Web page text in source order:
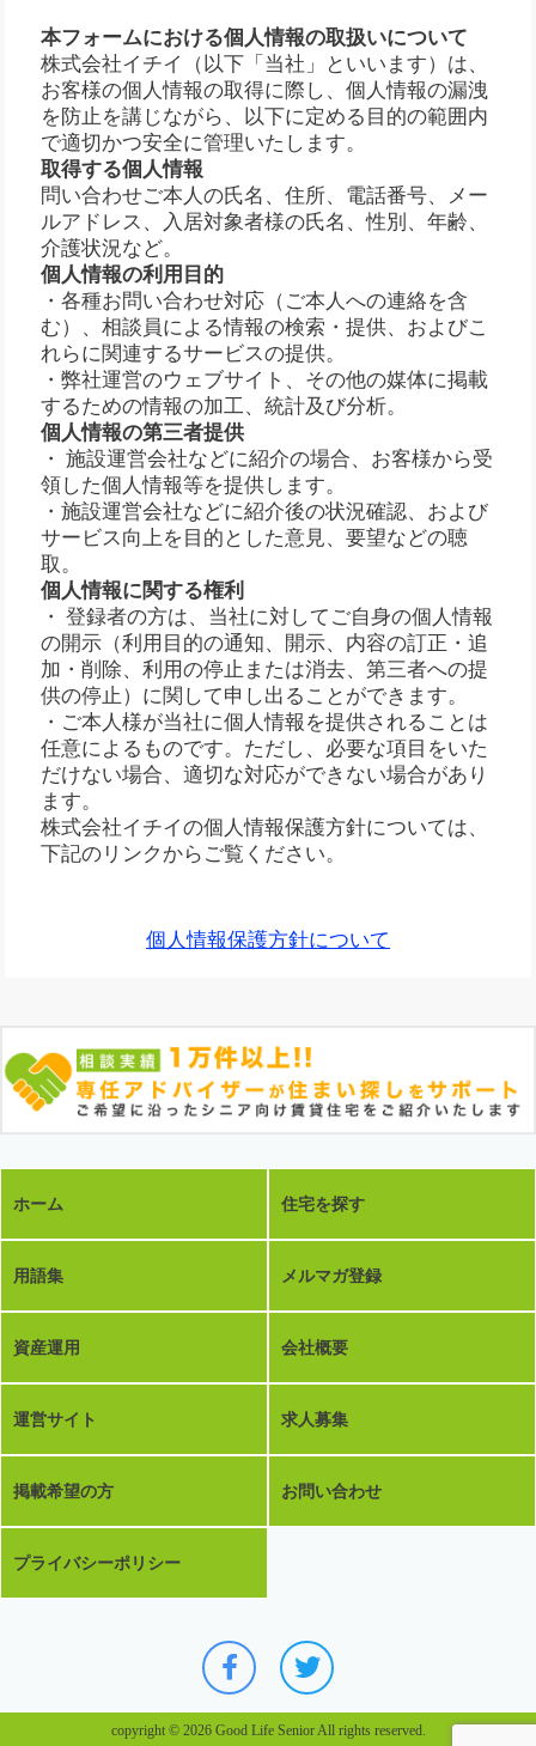
本フォームにおける個人情報の取扱いについて
株式会社イチイ（以下「当社」といいます）は、
お客様の個人情報の取得に際し、個人情報の漏洩
を防止を講じながら、以下に定める目的の範囲内
で適切かつ安全に管理いたします。
取得する個人情報
問い合わせご本人の氏名、住所、電話番号、メー
ルアドレス、入居対象者様の氏名、性別、年齢、
介護状況など。
個人情報の利用目的
・各種お問い合わせ対応（ご本人への連絡を含
む）、相談員による情報の検索・提供、およびこ
れらに関連するサービスの提供。
・弊社運営のウェブサイト、その他の媒体に掲載
するための情報の加工、統計及び分析。
個人情報の第三者提供
・ 施設運営会社などに紹介の場合、お客様から受
領した個人情報等を提供します。
・施設運営会社などに紹介後の状況確認、および
サービス向上を目的とした意見、要望などの聴
取。
個人情報に関する権利
・ 登録者の方は、当社に対してご自身の個人情報
の開示（利用目的の通知、開示、内容の訂正・追
加・削除、利用の停止または消去、第三者への提
供の停止）に関して申し出ることができます。
・ご本人様が当社に個人情報を提供されることは
任意によるものです。ただし、必要な項目をいた
だけない場合、適切な対応ができない場合があり
ます。
株式会社イチイの個人情報保護方針については、
下記のリンクからご覧ください。
個人情報保護方針について
ホーム 住宅を探す
用語集 メルマガ登録
資産運用 会社概要
運営サイト 求人募集
掲載希望の方 お問い合わせ
プライバシーポリシー
copyright © 2026 Good Life Senior All rights reserved.